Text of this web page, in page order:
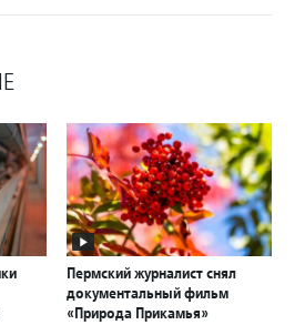
Пермский журналист снял
документальный фильм
«Природа Прикамья»